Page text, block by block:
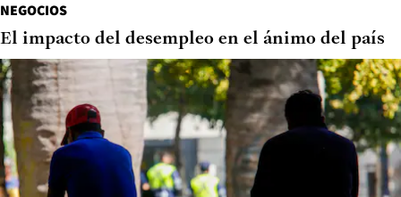
NEGOCIOS
El impacto del desempleo en el ánimo del país